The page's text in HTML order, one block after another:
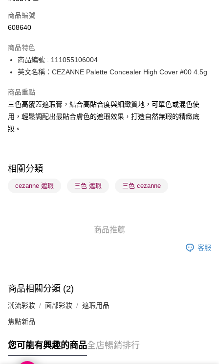
信用卡
Apple Pay
PayMe
WeChat Pay
BoC Pay
送貨方式
順豐自助櫃 - 確認發貨後1-3個工作天送達
順豐站及營業點 - 確認發貨後1-3個工作天送達
(澳門門市) 只顯示可選門市。確認發貨後2-5個工作天到店，3天內
取。逾期會取消訂單，並不會安排重寄
每筆HK$20.00，滿HK$100.00或以上免運費
澳門地區配送 - 確認發貨後1-4個工作天送達
商品編號
608640
商品特色
商品編號 : 111055106004
英文名稱：CEZANNE Palette Concealer High Cover #00 4.5g
商品重點
三色高覆蓋遮瑕膏，結合高貼合度與細緻質地，可單色或混色使
用，輕鬆調配出最貼合膚色的遮瑕效果，打造自然無瑕的精緻底
妝。
相關分類
cezanne 遮瑕 三色 遮瑕 三色 cezanne
商品推薦
客服
商品相關分類 (2)
潮流彩妝 面部彩妝 遮瑕用品
焦點新品
您可能有興趣的商品全店暢銷排行